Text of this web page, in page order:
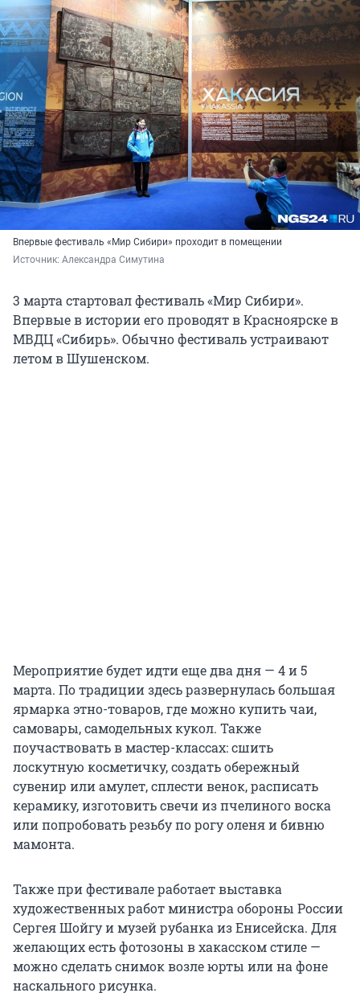
Впервые фестиваль «Мир Сибири» проходит в помещении
Источник: Александра Симутина
3 марта стартовал фестиваль «Мир Сибири».
Впервые в истории его проводят в Красноярске в
МВДЦ «Сибирь». Обычно фестиваль устраивают
летом в Шушенском.
Мероприятие будет идти еще два дня — 4 и 5
марта. По традиции здесь развернулась большая
ярмарка этно-товаров, где можно купить чаи,
самовары, самодельных кукол. Также
поучаствовать в мастер-классах: сшить
лоскутную косметичку, создать обережный
сувенир или амулет, сплести венок, расписать
керамику, изготовить свечи из пчелиного воска
или попробовать резьбу по рогу оленя и бивню
мамонта.
Также при фестивале работает выставка
художественных работ министра обороны России
Сергея Шойгу и музей рубанка из Енисейска. Для
желающих есть фотозоны в хакасском стиле —
можно сделать снимок возле юрты или на фоне
наскального рисунка.